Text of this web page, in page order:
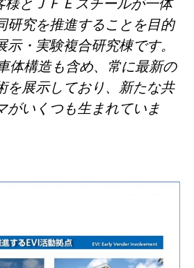
研究を推進することを目的
示・実験複合研究棟です。
体構造も含め、常に最新の
を展示しており、新たな共
がいくつも生まれていま